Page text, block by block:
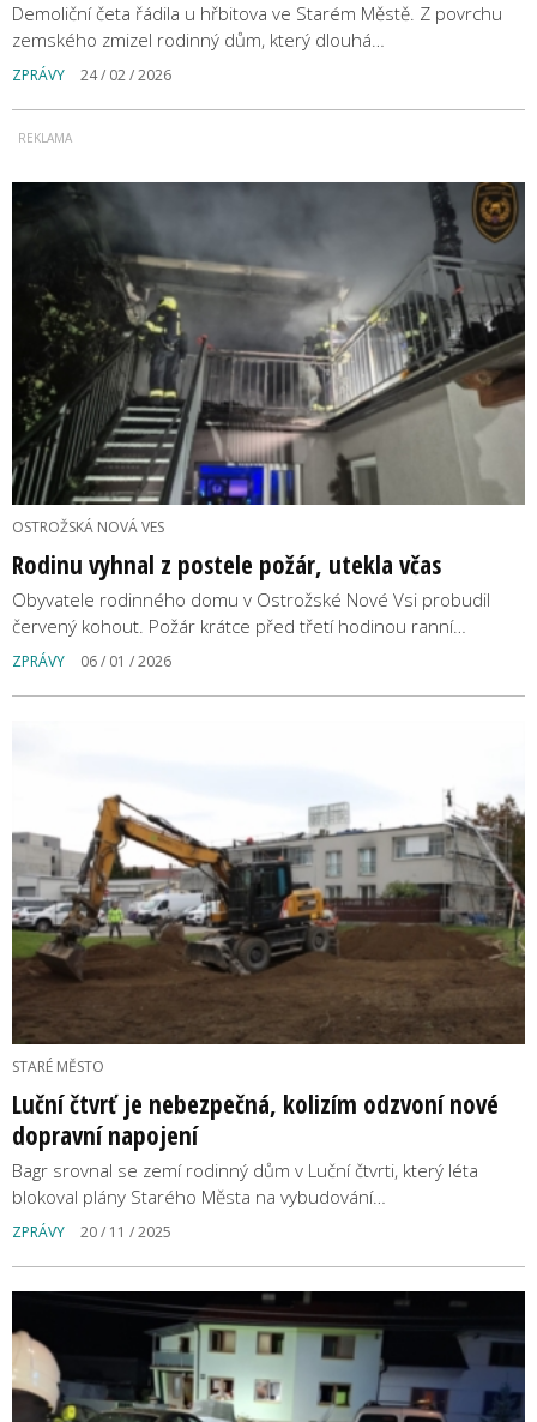
Demoliční četa řádila u hřbitova ve Starém Městě. Z povrchu
zemského zmizel rodinný dům, který dlouhá…
ZPRÁVY 24 / 02 / 2026
OSTROŽSKÁ NOVÁ VES
Rodinu vyhnal z postele požár, utekla včas
Obyvatele rodinného domu v Ostrožské Nové Vsi probudil
červený kohout. Požár krátce před třetí hodinou ranní…
ZPRÁVY 06 / 01 / 2026
STARÉ MĚSTO
Luční čtvrť je nebezpečná, kolizím odzvoní nové
dopravní napojení
Bagr srovnal se zemí rodinný dům v Luční čtvrti, který léta
blokoval plány Starého Města na vybudování…
ZPRÁVY 20 / 11 / 2025